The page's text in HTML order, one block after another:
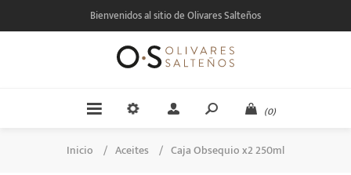
Bienvenidos al sitio de Olivares Salteños
(0)
Inicio / Aceites / Caja Obsequio x2 250ml